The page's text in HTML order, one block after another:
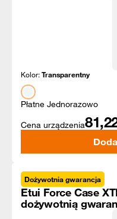
Kolor:Transparentny
Płatne Jednorazowo
Cena urządzenia
Dożywotnia gwarancja
Etui Force Case
dożywotnią